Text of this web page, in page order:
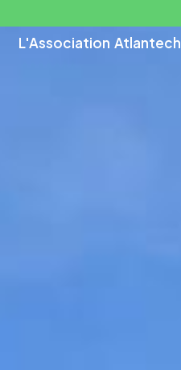
L'Association Atlantech